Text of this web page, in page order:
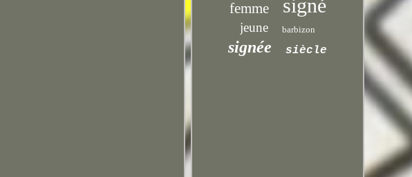
femme signé
jeune barbizon
signée siècle